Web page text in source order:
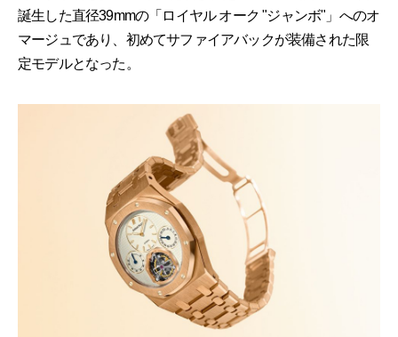
誕生した直径39mmの「ロイヤル オーク "ジャンボ"」へのオ
マージュであり、初めてサファイアバックが装備された限
定モデルとなった。